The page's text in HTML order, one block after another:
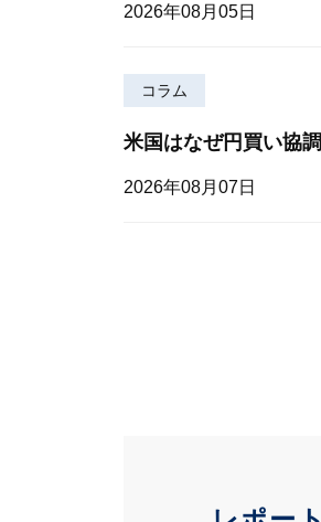
2026年08月05日
コラム
米国はなぜ円買い協
2026年08月07日